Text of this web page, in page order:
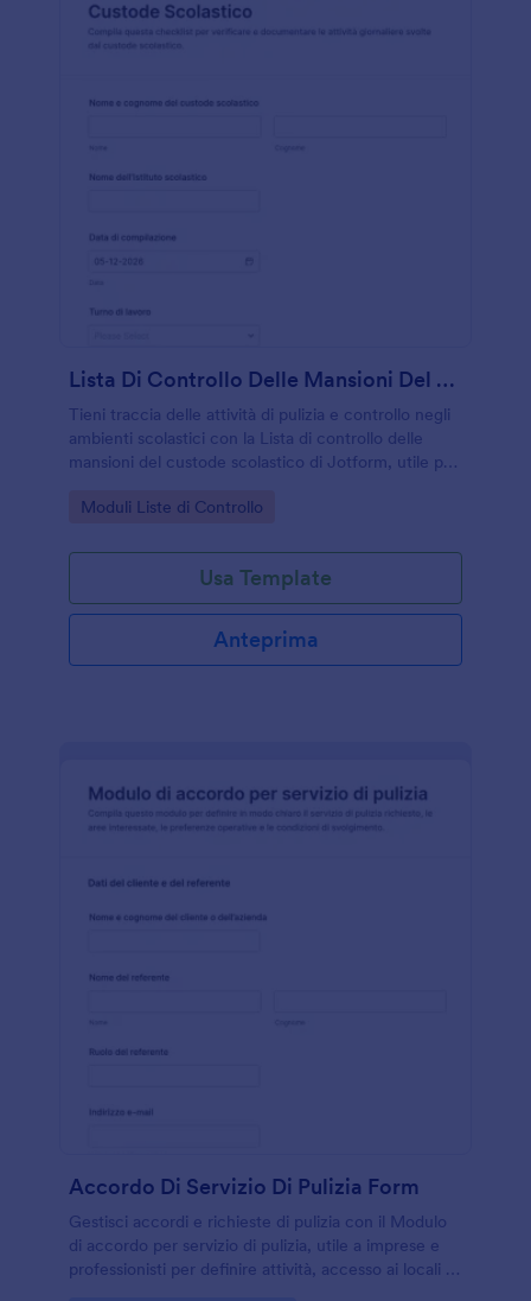
Lista Di Controllo Delle Mansioni Del Custode Scolastico
Tieni traccia delle attività di pulizia e controllo negli
ambienti scolastici con la Lista di controllo delle
mansioni del custode scolastico di Jotform, utile per
raccolta dati interna.
Go to Category:
Moduli Liste di Controllo
Usa Template
Anteprima
Accordo Di Servizio Di Pulizia Form
Gestisci accordi e richieste di pulizia con il Modulo
di accordo per servizio di pulizia, utile a imprese e
professionisti per definire attività, accesso ai locali e